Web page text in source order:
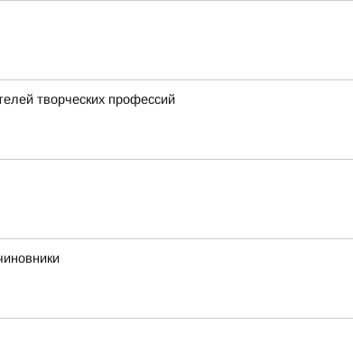
творческих профессий